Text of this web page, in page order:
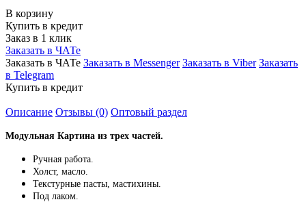
В корзину
Купить в кредит
Заказ в 1 клик
Заказать в ЧАТе
Заказать в ЧАТе Заказать в Messenger Заказать в Viber Заказать
в Telegram
Купить в кредит
Описание Отзывы (0) Оптовый раздел
Модульная Картина из трех частей.
Ручная работа.
Холст, масло.
Текстурные пасты, мастихины.
Под лаком.